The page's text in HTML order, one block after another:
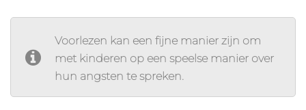
Voorlezen kan een fijne manier zijn om
met kinderen op een speelse manier over
hun angsten te spreken.